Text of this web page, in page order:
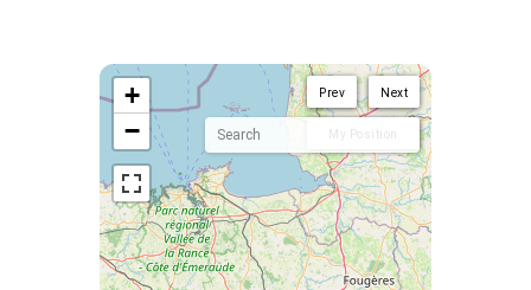
Next
Prev
My Position
<!---->
+
−